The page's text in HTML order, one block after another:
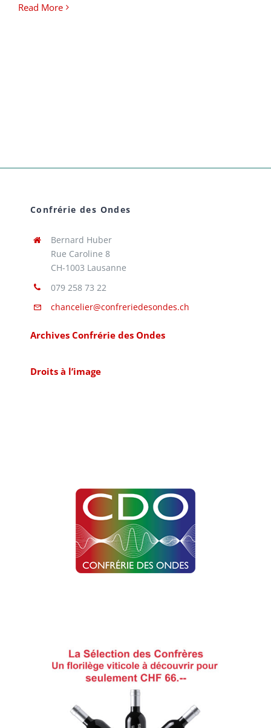
Read More
Confrérie des Ondes
Bernard Huber
Rue Caroline 8
CH-1003 Lausanne
079 258 73 22
chancelier@confreriedesondes.ch
Archives Confrérie des Ondes
Droits à l’image